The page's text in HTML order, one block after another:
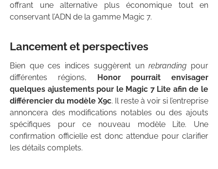
offrant une alternative plus économique tout en
conservant l’ADN de la gamme Magic 7.
Lancement et perspectives
Bien que ces indices suggèrent unrebranding pour
différentes régions,
Honor pourrait envisager
quelques ajustements pour le Magic 7 Lite afin de le
différencier du modèle X9c. Il reste à voir si l’entreprise
annoncera des modifications notables ou des ajouts
spécifiques pour ce nouveau modèle Lite. Une
confirmation officielle est donc attendue pour clarifier
les détails complets.